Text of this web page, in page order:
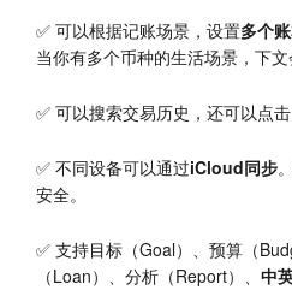
✅ 可以根据记账场景，设置多个
当你有多个币种的生活场景，下文
✅ 可以搜索交易历史，还可以点击
✅ 不同设备可以通过iCloud同步
安全。
✅ 支持目标（Goal）、预算（
（Loan）、分析（Report）、 中